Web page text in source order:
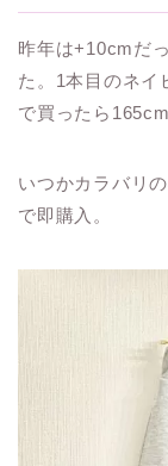
昨年は+10cmだ
た。1本目のネイ
で買ったら
いつかカラバリ
で即購入。